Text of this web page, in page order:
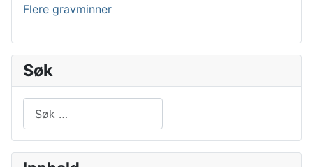
Flere gravminner
Søk
Type 2 or more characters for results.